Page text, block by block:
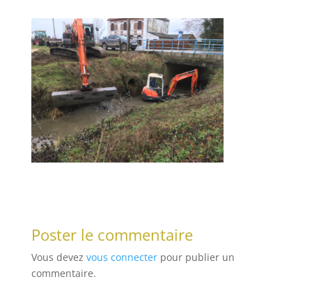
Poster le commentaire
Vous devez vous connecterpour publier un
commentaire.